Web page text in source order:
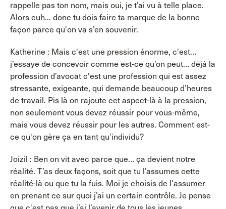
rappelle pas ton nom, mais oui, je t’ai vu à telle place.
Alors euh... donc tu dois faire ta marque de la bonne
façon parce qu'on va s’en souvenir.
Katherine : Mais c'est une pression énorme, c'est…
j’essaye de concevoir comme est-ce qu’on peut… déjà la
profession d’avocat c'est une profession qui est assez
stressante, exigeante, qui demande beaucoup d’heures
de travail. Pis là on rajoute cet aspect-là à la pression,
non seulement vous devez réussir pour vous-même,
mais vous devez réussir pour les autres. Comment est-
ce qu'on gère ça en tant qu’individu?
Joizil : Ben on vit avec parce que… ça devient notre
réalité. T’as deux façons, soit que tu l’assumes cette
réalité-là ou que tu la fuis. Moi je choisis de l'assumer
en prenant ce sur quoi j’ai un certain contrôle. Je pense